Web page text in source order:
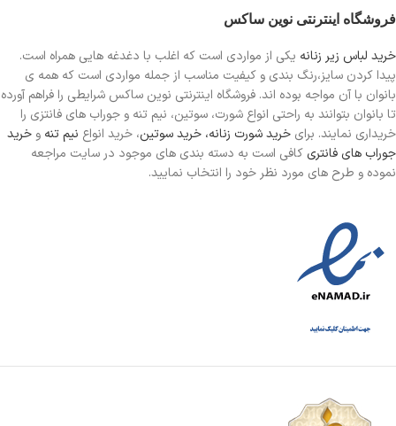
فروشگاه اینترنتی نوین ساکس
خرید لباس زیر زنانه یکی از مواردی است که اغلب با دغدغه هایی همراه است.
پیدا کردن سایز،رنگ بندی و کیفیت مناسب از جمله مواردی است که همه ی
بانوان با آن مواجه بوده اند. فروشگاه اینترنتی نوین ساکس شرایطی را فراهم آورده
تا بانوان بتوانند به راحتی انواع شورت، سوتین، نیم تنه و جوراب های فانتزی را
خریداری نمایند. برای خرید شورت زنانه، خرید سوتین، خرید انواع نیم تنه و خرید
جوراب های فانتری کافی است به دسته بندی های موجود در سایت مراجعه
نموده و طرح های مورد نظر خود را انتخاب نمایید.